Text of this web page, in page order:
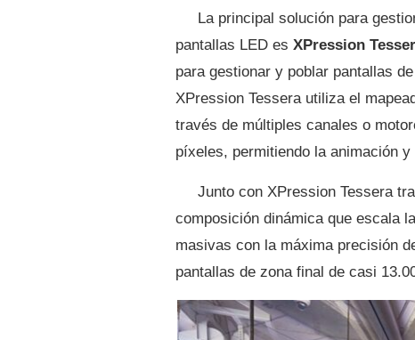
La principal solución para
pantallas LED es XPression
para gestionar y poblar pantallas
XPression Tessera utiliza el
través de múltiples canales o
píxeles, permitiendo la animación
Junto con XPression Tessera
composición dinámica que escala
masivas con la máxima precisión
pantallas de zona final de casi